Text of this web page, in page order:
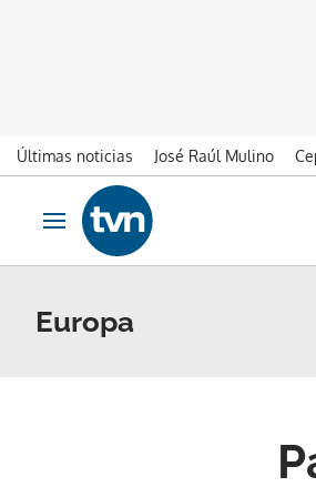
Últimas noticias José Raúl Mulino
Ir al contenido
Obrir navegació
Europa